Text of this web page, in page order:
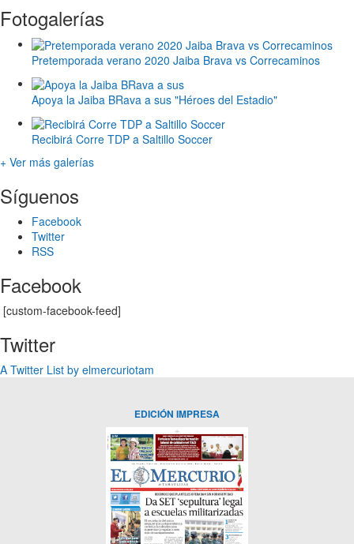
Fotogalerías
Pretemporada verano 2020 Jaiba Brava vs Correcaminos
Apoya la Jaiba BRava a sus "Héroes del Estadio"
Recibirá Corre TDP a Saltillo Soccer
+ Ver más galerías
Síguenos
Facebook
Twitter
RSS
Facebook
[custom-facebook-feed]
Twitter
A Twitter List by elmercuriotam
EDICIÓN IMPRESA